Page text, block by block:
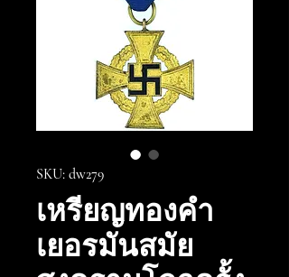
SKU: dw279
เหรียญทองคำ
เยอรมันสมัย